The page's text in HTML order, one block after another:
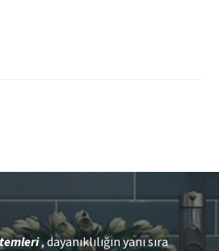
, dayanıklılığın yanı sıra